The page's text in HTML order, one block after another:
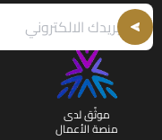
موثّق لدى
منصة الأعمال